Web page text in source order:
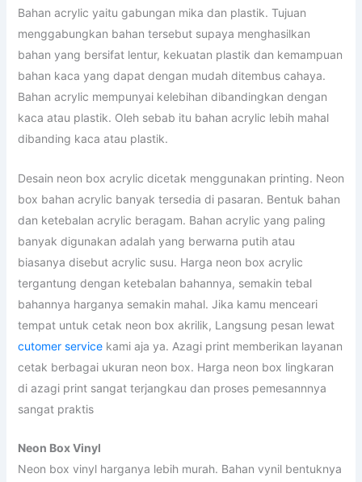
Bahan acrylic yaitu gabungan mika dan plastik. Tujuan
menggabungkan bahan tersebut supaya menghasilkan
bahan yang bersifat lentur, kekuatan plastik dan kemampuan
bahan kaca yang dapat dengan mudah ditembus cahaya.
Bahan acrylic mempunyai kelebihan dibandingkan dengan
kaca atau plastik. Oleh sebab itu bahan acrylic lebih mahal
dibanding kaca atau plastik.
Desain neon box acrylic dicetak menggunakan printing. Neon
box bahan acrylic banyak tersedia di pasaran. Bentuk bahan
dan ketebalan acrylic beragam. Bahan acrylic yang paling
banyak digunakan adalah yang berwarna putih atau
biasanya disebut acrylic susu. Harga neon box acrylic
tergantung dengan ketebalan bahannya, semakin tebal
bahannya harganya semakin mahal. Jika kamu menceari
tempat untuk cetak neon box akrilik, Langsung pesan lewat
cutomer servicekami aja ya. Azagi print memberikan layanan
cetak berbagai ukuran neon box. Harga neon box lingkaran
di azagi print sangat terjangkau dan proses pemesannnya
sangat praktis
Neon Box Vinyl
Neon box vinyl harganya lebih murah. Bahan vynil bentuknya